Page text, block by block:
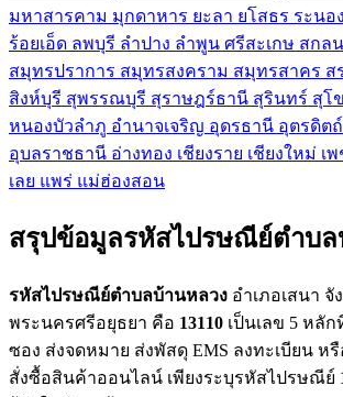
มหาสารคาม มุกดาหาร ยะลา ยโสธร ระนอง
ร้อยเอ็ด ลพบุรี ลำปาง ลำพูน ศรีสะเกษ สกล
สมุทรปราการ สมุทรสงคราม สมุทรสาคร ส
สิงห์บุรี สุพรรณบุรี สุราษฎร์ธานี สุรินทร์ สุโ
หนองบัวลำภู อำนาจเจริญ อุดรธานี อุตรดิตถ์
อุบลราชธานี อ่างทอง เชียงราย เชียงใหม่ เ
เลย แพร่ แม่ฮ่องสอน
สรุปข้อมูลรหัสไปรษณีย์ตำบล
รหัสไปรษณีย์ตำบลบ้านหลวง อำเภอเสนา จั
พระนครศรีอยุธยา คือ 13110 เป็นเลข 5 หลั
ซอง ส่งจดหมาย ส่งพัสดุ EMS ลงทะเบียน ห
สั่งซื้อสินค้าออนไลน์ เพียงระบุรหัสไปรษณีย์